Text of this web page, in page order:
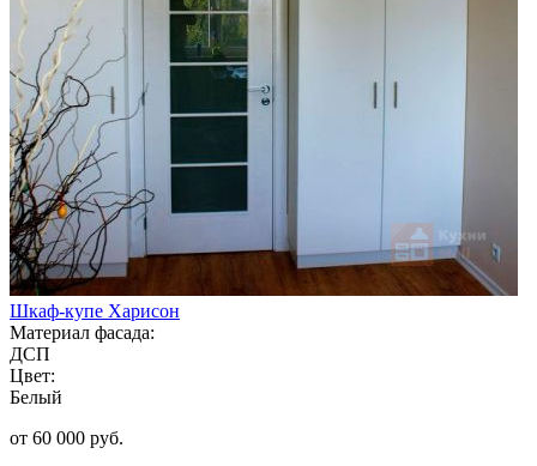
Шкаф-купе Харисон
Материал фасада:
ДСП
Цвет:
Белый
от 60 000 руб.